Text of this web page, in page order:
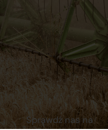
Dostawy
Płatności
Sprawdź nas na